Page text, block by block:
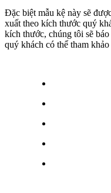
Đặc biệt mẫu kệ này sẽ
xuất theo kích thước quý
kích thước, chúng tôi sẽ
quý khách có thể tham